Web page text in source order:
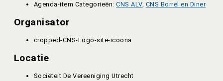
Agenda-item Categorieën: CNS ALV, CNS Borrel en Diner
Organisator
cropped-CNS-Logo-site-icoona
Locatie
Sociëteit De Vereeniging Utrecht